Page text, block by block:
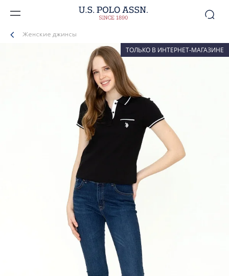
Женские джинсы
ТОЛЬКО В ИНТЕРНЕТ-МАГАЗИНЕ